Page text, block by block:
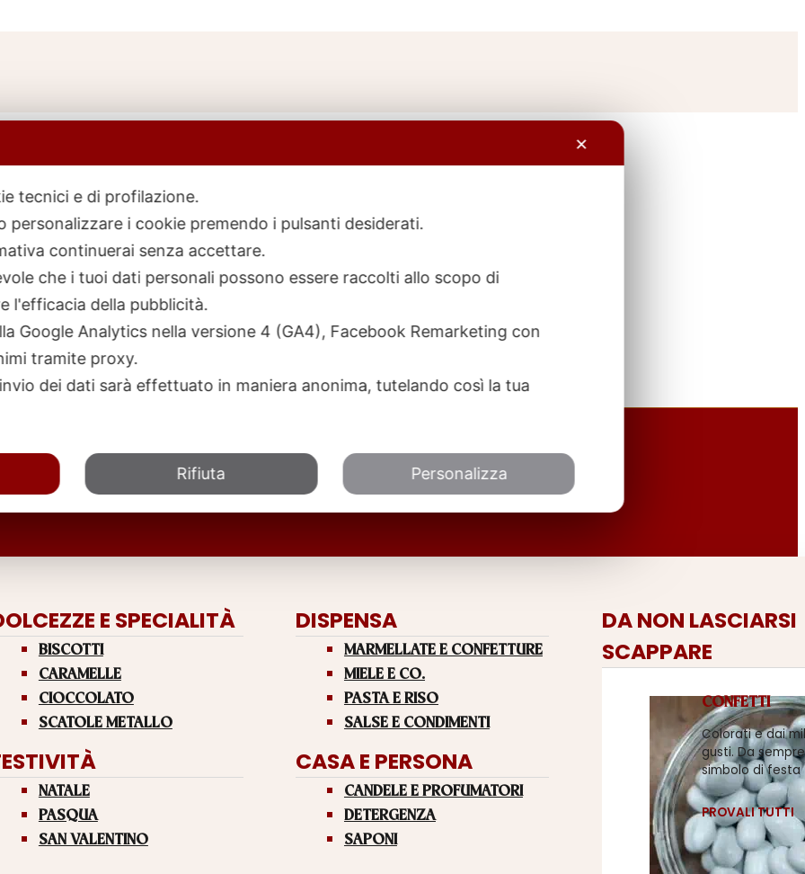
E SPECIALITÀ
BISCOTTI
CARAMELLE
CIOCCOLATO
SCATOLE METALLO
NATALE
PASQUA
SAN VALENTINO
DISPENSA
MARMELLATE E CONFETTURE
MIELE E CO.
PASTA E RISO
SALSE E CONDIMENTI
CASA E PERSONA
CANDELE E PROFUMATORI
DETERGENZA
SAPONI
DA NON LASCIARSI
SCAPPARE
CONFETTI
Colorati e dai
gusti. Da sempre
simbolo di festa
PROVALI TUTTI
✕
tecnici e di profilazione.
personalizzare i cookie premendo i pulsanti desiderati.
continuerai senza accettare.
che i tuoi dati personali possono essere raccolti allo scopo di
l'efficacia della pubblicità.
Google Analytics nella versione 4 (GA4), Facebook Remarketing con
tramite proxy.
dei dati sarà effettuato in maniera anonima, tutelando così la tua
Rifiuta Personalizza